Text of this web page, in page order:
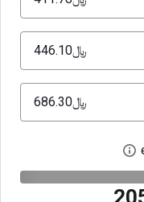
﷼‎446.10
﷼‎686.30
افتح مربع حوار